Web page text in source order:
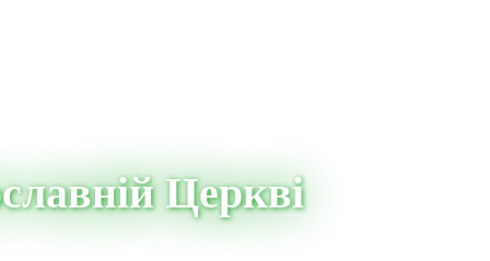
Церкві